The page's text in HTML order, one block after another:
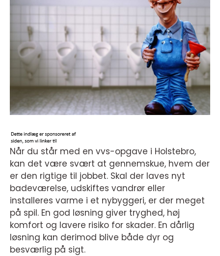
Når du står med en vvs-opgave i Holstebro,
kan det være svært at gennemskue, hvem der
er den rigtige til jobbet. Skal der laves nyt
badeværelse, udskiftes vandrør eller
installeres varme i et nybyggeri, er der meget
på spil. En god løsning giver tryghed, høj
komfort og lavere risiko for skader. En dårlig
løsning kan derimod blive både dyr og
besværlig på sigt.